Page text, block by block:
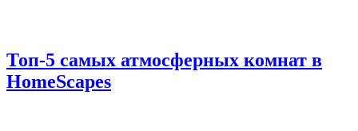
Топ-5 самых атмосферных комнат в
HomeScapes